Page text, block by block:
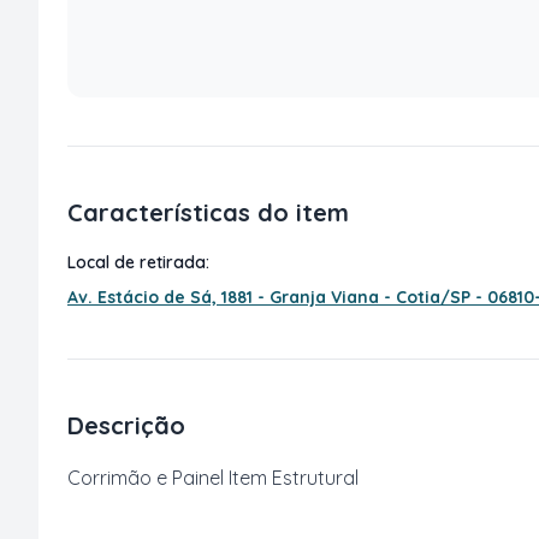
Características do item
Local de retirada:
Av. Estácio de Sá, 1881 - Granja Viana - Cotia/SP -
Descrição
Corrimão e Painel Item Estrutural